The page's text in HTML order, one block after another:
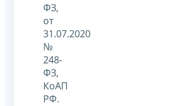
ФЗ,
от
31.07.2020
№
248-
ФЗ,
КоАП
РФ.